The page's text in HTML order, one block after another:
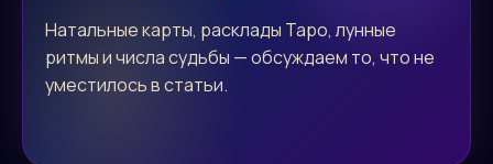
Натальные карты, расклады Таро, лунные
ритмы и числа судьбы — обсуждаем то, что не
уместилось в статьи.